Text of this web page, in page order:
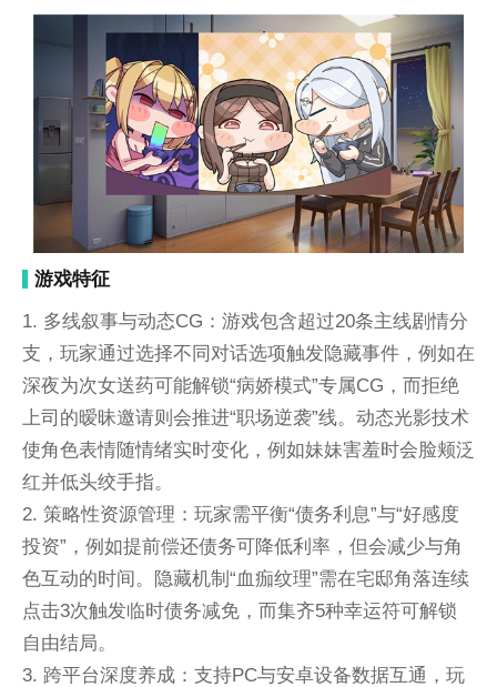
游戏特征
1. 多线叙事与动态CG：游戏包含超过20条主线剧情分
支，玩家通过选择不同对话选项触发隐藏事件，例如在
深夜为次女送药可能解锁“病娇模式”专属CG，而拒绝
上司的暧昧邀请则会推进“职场逆袭”线。动态光影技术
使角色表情随情绪实时变化，例如妹妹害羞时会脸颊泛
红并低头绞手指。
2. 策略性资源管理：玩家需平衡“债务利息”与“好感度
投资”，例如提前偿还债务可降低利率，但会减少与角
色互动的时间。隐藏机制“血痂纹理”需在宅邸角落连续
点击3次触发临时债务减免，而集齐5种幸运符可解锁
自由结局。
3. 跨平台深度养成：支持PC与安卓设备数据互通，玩